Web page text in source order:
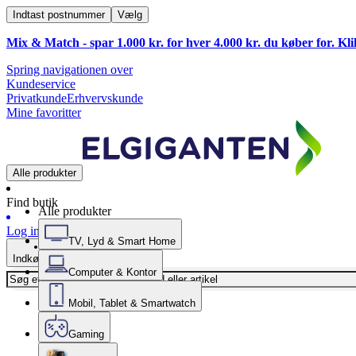
Indtast postnummer Vælg
Mix & Match - spar 1.000 kr. for hver 4.000 kr. du køber for.
Spring navigationen over
Kundeservice
PrivatkundeErhvervskunde
Mine favoritter
Alle produkter
Find butik
Log ind
Indkøbskurv
Alle produkter
TV, Lyd & Smart Home
Computer & Kontor
Mobil, Tablet & Smartwatch
Gaming